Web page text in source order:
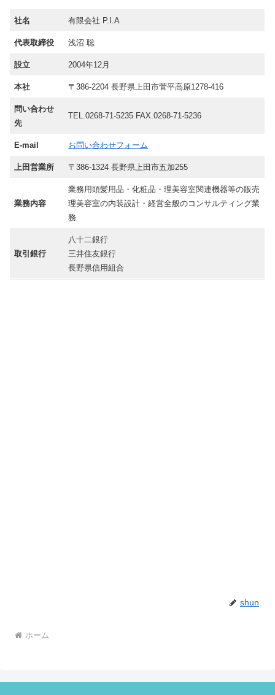
社名 有限会社 P.I.A
代表取締役 浅沼 聡
設立 2004年12月
本社 〒386-2204 長野県上田市菅平高原1278-416
問い合わせ
先
TEL.0268-71-5235 FAX.0268-71-5236
E-mail お問い合わせフォーム
上田営業所 〒386-1324 長野県上田市五加255
業務内容
業務用頭髪用品・化粧品・理美容室関連機器等の販売
理美容室の内装設計・経営全般のコンサルティング業
務
取引銀行
八十二銀行
三井住友銀行
長野県信用組合
shun
ホーム